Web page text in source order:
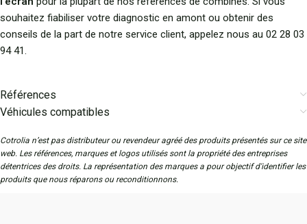
souhaitez fiabiliser votre diagnostic en amont ou obtenir des
conseils de la part de notre service client, appelez nous au 02 28 03
94 41.
Références
Véhicules compatibles
Cotrolia n’est pas distributeur ou revendeur agréé des produits présentés sur ce site
web. Les références, marques et logos utilisés sont la propriété des entreprises
détentrices des droits. La représentation des marques a pour objectif d'identifier les
produits que nous réparons ou reconditionnons.